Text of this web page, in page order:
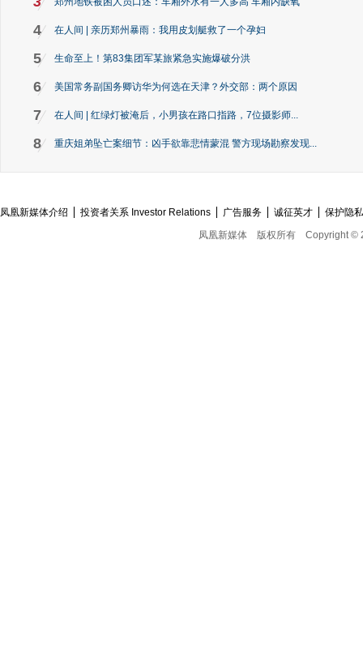
4 在人间 | 亲历郑州暴雨：我用皮划艇救了一个孕妇
5 生命至上！第83集团军某旅紧急实施爆破分洪
6 美国常务副国务卿访华为何选在天津？外交部：两个原因
7 在人间 | 红绿灯被淹后，小男孩在路口指路，7位摄影师...
8 重庆姐弟坠亡案细节：凶手欲靠悲情蒙混 警方现场勘察发现...
凤凰新媒体介绍 投资者关系 Investor Relations 广告服务 诚征英才
保护隐
凤凰新媒体
版权所有 Copyright ©